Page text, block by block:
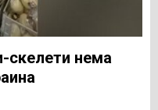
скелети нема